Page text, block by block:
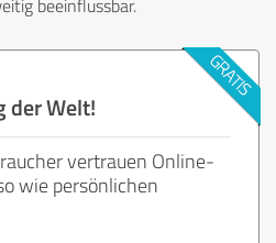
beeinflussbar.
der Welt!
vertrauen Online-
wie persönlichen